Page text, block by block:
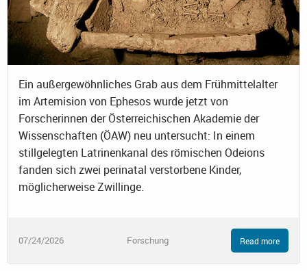
Ein außergewöhnliches Grab aus dem Frühmittelalter
im Artemision von Ephesos wurde jetzt von
Forscherinnen der Österreichischen Akademie der
Wissenschaften (ÖAW) neu untersucht: In einem
stillgelegten Latrinenkanal des römischen Odeions
fanden sich zwei perinatal verstorbene Kinder,
möglicherweise Zwillinge.
07/24/2026 Forschung Read more